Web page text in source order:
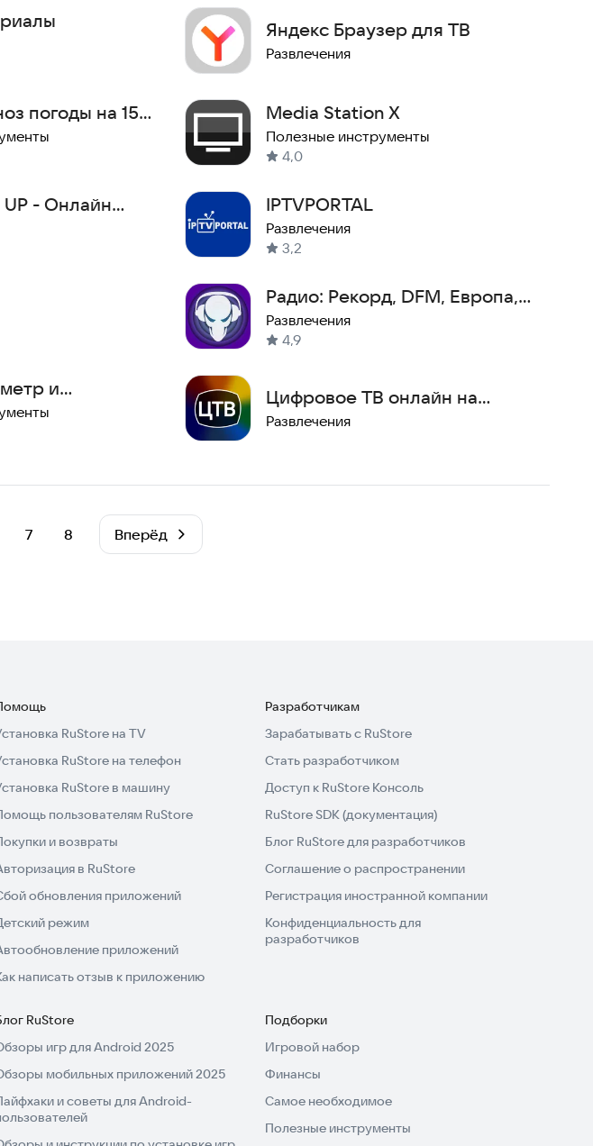
Яндекс Браузер для ТВ
Развлечения
погоды на 15
HD
Media Station X
Полезные инструменты
4,0
- Онлайн
IPTVPORTAL
Развлечения
3,2
Радио: Рекорд, DFM, Европа,
Наше, Love, Русское
Развлечения
4,9
и
- eWeather
Цифровое ТВ онлайн на
большом экране
Развлечения
7 8 Вперёд
RuStore на TV
RuStore на телефон
RuStore в машину
пользователям RuStore
и возвраты
в RuStore
обновления приложений
режим
приложений
написать отзыв к приложению
Разработчикам
Зарабатывать с RuStore
Стать разработчиком
Доступ к RuStore Консоль
RuStore SDK (документация)
Блог RuStore для разработчиков
Соглашение о распространении
Регистрация иностранной компании
Конфиденциальность для
разработчиков
RuStore
игр для Android 2025
мобильных приложений 2025
и советы для Android-
Подборки
Игровой набор
Финансы
Самое необходимое
Полезные инструменты